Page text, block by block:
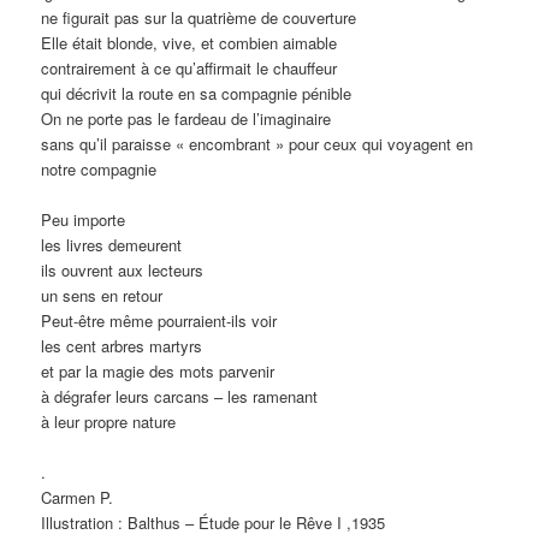
ne figurait pas sur la quatrième de couverture
Elle était blonde, vive, et combien aimable
contrairement à ce qu’affirmait le chauffeur
qui décrivit la route en sa compagnie pénible
On ne porte pas le fardeau de l’imaginaire
sans qu’il paraisse « encombrant » pour ceux qui voyagent en
notre compagnie
Peu importe
les livres demeurent
ils ouvrent aux lecteurs
un sens en retour
Peut-être même pourraient-ils voir
les cent arbres martyrs
et par la magie des mots parvenir
à dégrafer leurs carcans – les ramenant
à leur propre nature
.
Carmen P.
Illustration : Balthus – Étude pour le Rêve I ,1935